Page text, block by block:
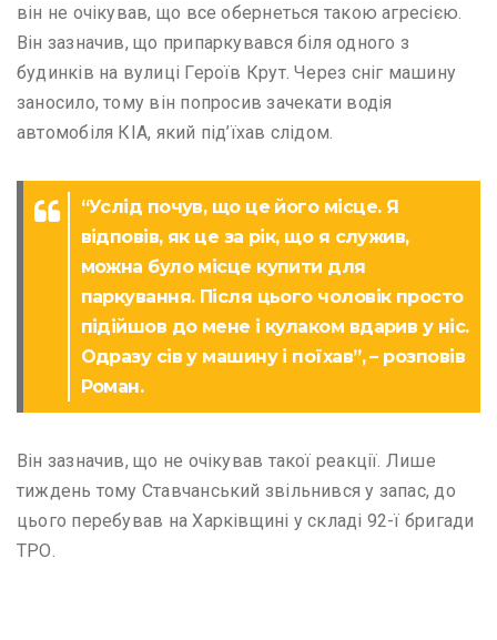
він не очікував, що все обернеться такою агресією.
Він зазначив, що припаркувався біля одного з
будинків на вулиці Героїв Крут. Через сніг машину
заносило, тому він попросив зачекати водія
автомобіля КІА, який під’їхав слідом.
“Услід почув, що це його місце. Я
відповів, як це за рік, що я служив,
можна було місце купити для
паркування. Після цього чоловік просто
підійшов до мене і кулаком вдарив у ніс.
Одразу сів у машину і поїхав”, – розповів
Роман.
Він зазначив, що не очікував такої реакції. Лише
тиждень тому Ставчанський звільнився у запас, до
цього перебував на Харківщині у складі 92-ї бригади
ТРО.